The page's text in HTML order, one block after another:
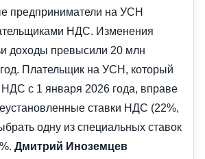
предприниматели на УСН
НДС. Изменения
доходы превыcили 20 млн
Плательщик на УСН, который
НДС с 1 января 2026 года, вправе
ставки НДС (22%,
одну из специальных ставок
Дмитрий Иноземцев